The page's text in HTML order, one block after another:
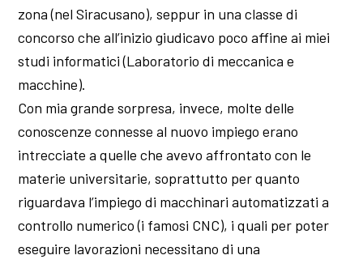
zona (nel Siracusano), seppur in una classe di
concorso che all’inizio giudicavo poco affine ai miei
studi informatici (Laboratorio di meccanica e
macchine).
Con mia grande sorpresa, invece, molte delle
conoscenze connesse al nuovo impiego erano
intrecciate a quelle che avevo affrontato con le
materie universitarie, soprattutto per quanto
riguardava l’impiego di macchinari automatizzati a
controllo numerico (i famosi CNC), i quali per poter
eseguire lavorazioni necessitano di una